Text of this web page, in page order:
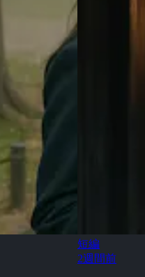
短編
2週間前